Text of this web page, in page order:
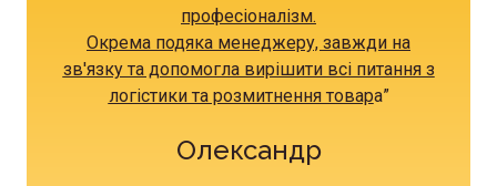
професіоналізм.
Окрема подяка менеджеру, завжди на
зв'язку та допомогла вирішити всі питання з
логістики та розмитнення товара”
Олександр